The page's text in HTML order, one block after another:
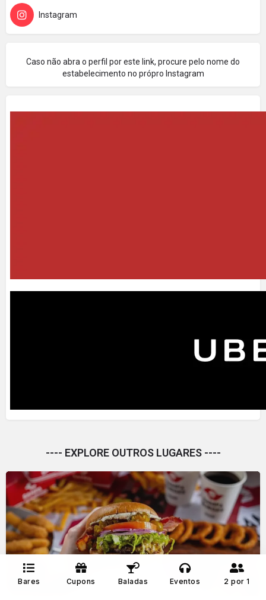
Instagram
Caso não abra o perfil por este link, procure pelo nome do
estabelecimento no própro Instagram
---- EXPLORE OUTROS LUGARES ----
Sampa Burger
Bares Cupons Baladas Eventos 2 por 1